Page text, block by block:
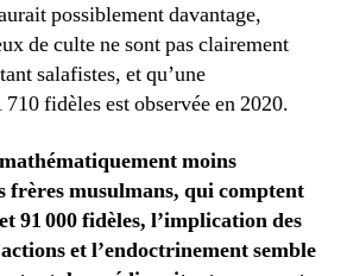
possiblement davantage,
de culte ne sont pas clairement
salafistes, et qu’une
fidèles est observée en 2020.
moins
frères musulmans, qui comptent
91 000 fidèles, l’implication des
et l’endoctrinement semble